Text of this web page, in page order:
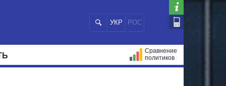
УКР РОС
Сравнение
политиков